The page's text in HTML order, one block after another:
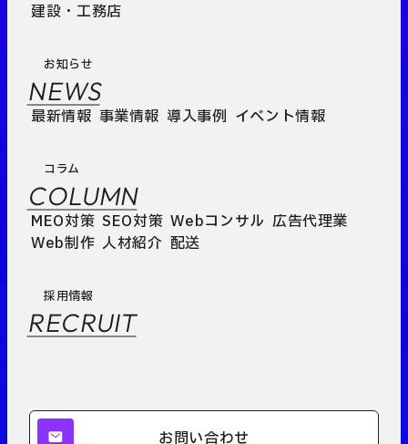
建設・工務店
お知らせ
NEWS
最新情報 事業情報 導入事例 イベント情報
コラム
COLUMN
MEO対策 SEO対策 Webコンサル 広告代理業
Web制作 人材紹介 配送
採用情報
RECRUIT
お問い合わせ